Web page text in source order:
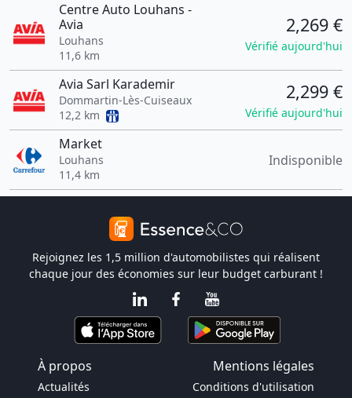
Centre Auto Louhans -
Avia
Louhans
11,6 km
2,269 €
Vérifié aujourd'hui
Avia Sarl Karademir
Dommartin-Lès-Cuiseaux
12,2 km
2,299 €
Vérifié aujourd'hui
Market
Louhans
11,4 km
Indisponible
Rejoignez les 1,5 million d'automobilistes qui réalisent
chaque jour des économies sur leur budget carburant !
À propos Mentions légales
Actualités
Conditions d'utilisation